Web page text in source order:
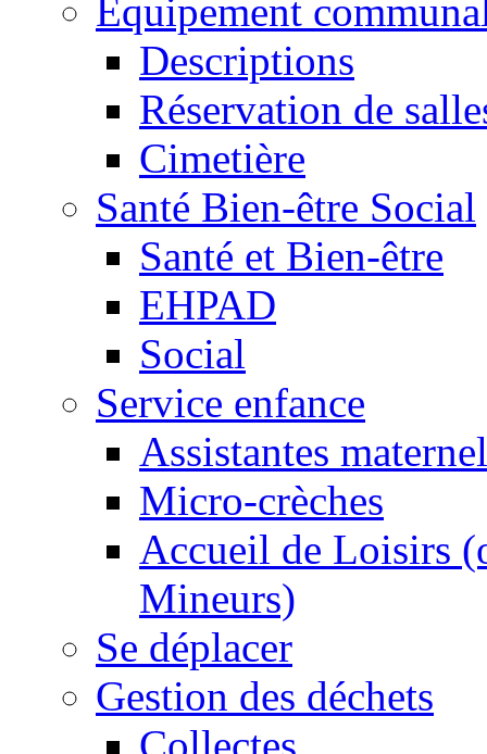
Equipement
Descriptions
Réservation de
Cimetière
Santé Bien-être Social
Santé et Bien-être
EHPAD
Social
Service enfance
Assistantes
Micro-crèches
Accueil de Loisirs
Mineurs)
Se déplacer
Gestion des déchets
Collectes